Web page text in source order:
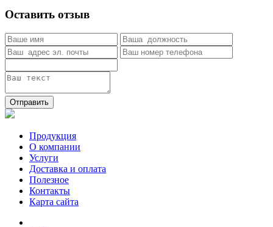
Оставить отзыв
Отправить
Продукция
О компании
Услуги
Доставка и оплата
Полезное
Контакты
Карта сайта